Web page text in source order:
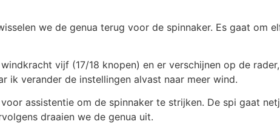
we de genua terug voor de spinnaker. Es gaat om
vijf (17/18 knopen) en er verschijnen op de
ik verander de instellingen alvast naar meer wind.
assistentie om de spinnaker te strijken. De spi gaat
draaien we de genua uit.